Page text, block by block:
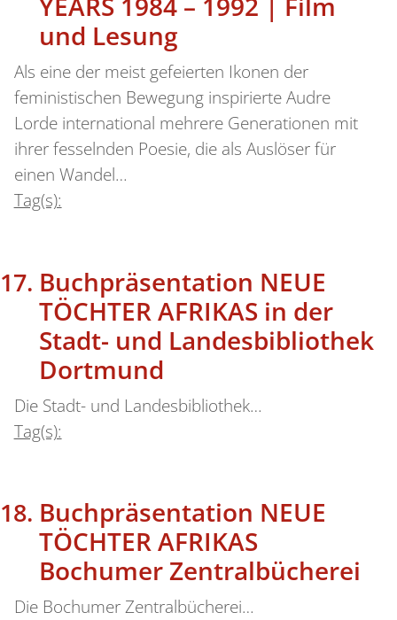
und Lesung
Als eine der meist gefeierten Ikonen der
feministischen Bewegung inspirierte Audre
Lorde international mehrere Generationen mit
ihrer fesselnden Poesie, die als Auslöser für
einen Wandel…
Tag(s):
Buchpräsentation NEUE
TÖCHTER AFRIKAS in der
Stadt- und Landesbibliothek
Dortmund
Die Stadt- und Landesbibliothek…
Tag(s):
Buchpräsentation NEUE
TÖCHTER AFRIKAS
Bochumer Zentralbücherei
Die Bochumer Zentralbücherei…